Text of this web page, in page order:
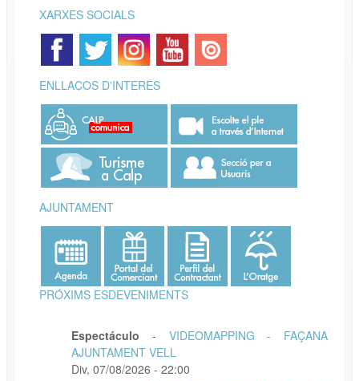
XARXES SOCIALS
ENLLAÇOS D'INTERÉS
AJUNTAMENT
PRÓXIMS ESDEVENIMENTS
Espectáculo - VIDEOMAPPING - FAÇANA
AJUNTAMENT VELL
Div, 07/08/2026 - 22:00